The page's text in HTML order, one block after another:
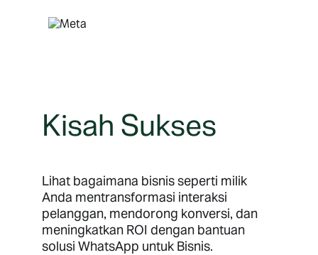
Kisah Sukses
Lihat bagaimana bisnis seperti milik
Anda mentransformasi interaksi
pelanggan, mendorong konversi, dan
meningkatkan ROI dengan bantuan
solusi WhatsApp untuk Bisnis.